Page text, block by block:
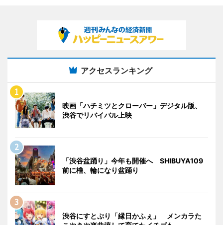
アクセスランキング
映画「ハチミツとクローバー」デジタル版、
渋谷でリバイバル上映
「渋谷盆踊り」今年も開催へ SHIBUYA109
前に櫓、輪になり盆踊り
渋谷にすとぷり「縁日かふぇ」 メンカラた